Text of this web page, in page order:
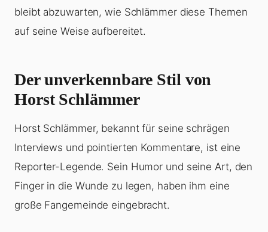
bleibt abzuwarten, wie Schlämmer diese Themen
auf seine Weise aufbereitet.
Der unverkennbare Stil von
Horst Schlämmer
Horst Schlämmer, bekannt für seine schrägen
Interviews und pointierten Kommentare, ist eine
Reporter-Legende. Sein Humor und seine Art, den
Finger in die Wunde zu legen, haben ihm eine
große Fangemeinde eingebracht.